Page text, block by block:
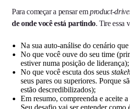
Para começar a pensar emproduct-
de onde você está partindo. Tire essa
Na sua auto-análise do cenário que
No que você ouve do seu time
estiver numa posição de liderança);
No que você escuta dos seus
seus pares ou superiores. Porque
estão descredibilizados);
Em resumo, compreenda e aceite